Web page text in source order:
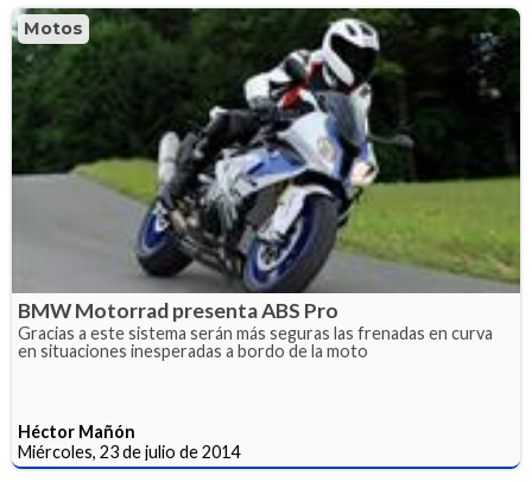
Motos
BMW Motorrad presenta ABS Pro
Gracias a este sistema serán más seguras las frenadas en curva
en situaciones inesperadas a bordo de la moto
Héctor Mañón
Miércoles, 23 de julio de 2014